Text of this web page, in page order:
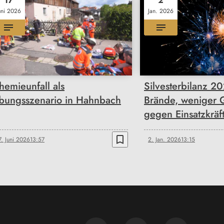
2026
als
in Hahnbach
Juni 202613:57 bookmark_border
Jan. 2026
Silvesterbilanz
Brände, weniger
gegen
2. Jan. 202613:15